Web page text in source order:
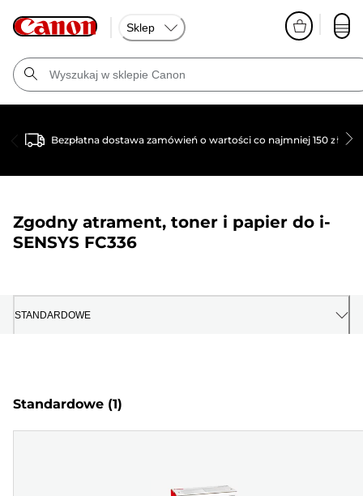
Sklep
Bezpłatna dostawa zamówień o wartości co najmniej 150 zł
Zgodny atrament, toner i papier do i-
SENSYS FC336
STANDARDOWE
Standardowe (1)